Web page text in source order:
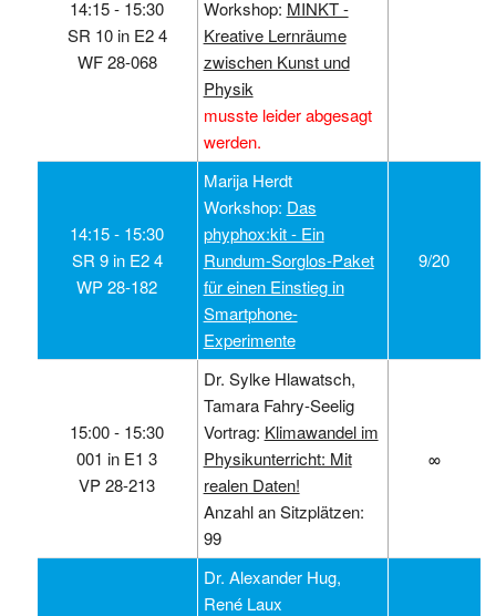
14:15 ‑ 15:30
SR 10 in E2 4
WF 28-068
Workshop: MINKT -
Kreative Lernräume
zwischen Kunst und
Physik
musste leider abgesagt
werden.
14:15 ‑ 15:30
SR 9 in E2 4
WP 28-182
Marija Herdt
Workshop: Das
phyphox:kit - Ein
Rundum-Sorglos-Paket
für einen Einstieg in
Smartphone-
Experimente
9/20
15:00 ‑ 15:30
001 in E1 3
VP 28-213
Dr. Sylke Hlawatsch,
Tamara Fahry-Seelig
Vortrag: Klimawandel im
Physikunterricht: Mit
realen Daten!
Anzahl an Sitzplätzen:
99
∞
Dr. Alexander Hug,
René Laux